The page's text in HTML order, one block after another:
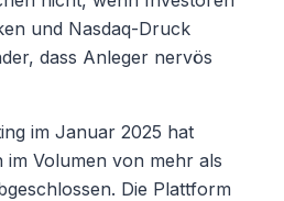
und Nasdaq-Druck
dass Anleger nervös
im Januar 2025 hat
im Volumen von mehr als
Die Plattform